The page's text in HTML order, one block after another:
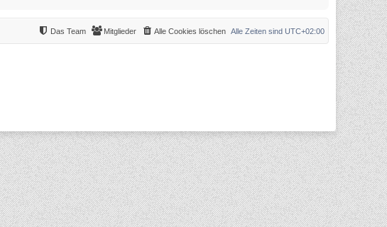
Alle Zeiten sind UTC+02:00
Alle Cookies löschen
Mitglieder
Das Team